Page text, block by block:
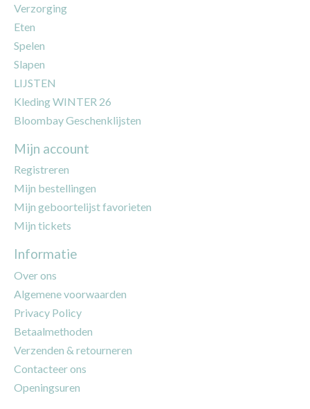
Verzorging
Eten
Spelen
Slapen
LIJSTEN
Kleding WINTER 26
Bloombay Geschenklijsten
Mijn account
Registreren
Mijn bestellingen
Mijn geboortelijst favorieten
Mijn tickets
Informatie
Over ons
Algemene voorwaarden
Privacy Policy
Betaalmethoden
Verzenden & retourneren
Contacteer ons
Openingsuren